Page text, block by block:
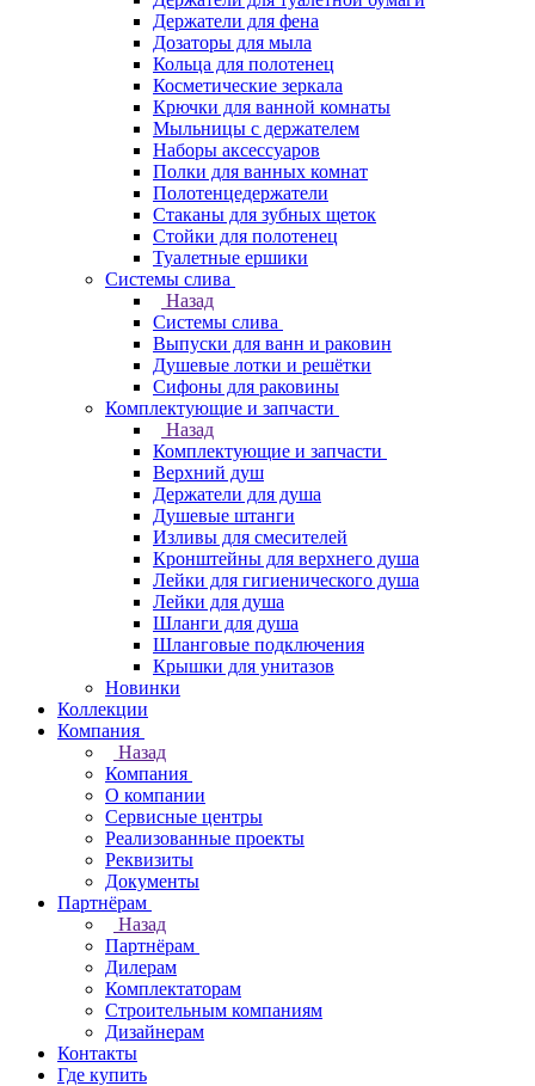
Держатели для фена
Дозаторы для мыла
Кольца для полотенец
Косметические зеркала
Крючки для ванной комнаты
Мыльницы с держателем
Наборы аксессуаров
Полки для ванных комнат
Полотенцедержатели
Стаканы для зубных щеток
Стойки для полотенец
Туалетные ершики
Системы слива
Назад
Системы слива
Выпуски для ванн и раковин
Душевые лотки и решётки
Сифоны для раковины
Комплектующие и запчасти
Назад
Комплектующие и запчасти
Верхний душ
Держатели для душа
Душевые штанги
Изливы для смесителей
Кронштейны для верхнего душа
Лейки для гигиенического душа
Лейки для душа
Шланги для душа
Шланговые подключения
Крышки для унитазов
Новинки
Коллекции
Компания
Назад
Компания
О компании
Сервисные центры
Реализованные проекты
Реквизиты
Документы
Партнёрам
Назад
Партнёрам
Дилерам
Комплектаторам
Строительным компаниям
Дизайнерам
Контакты
Где купить